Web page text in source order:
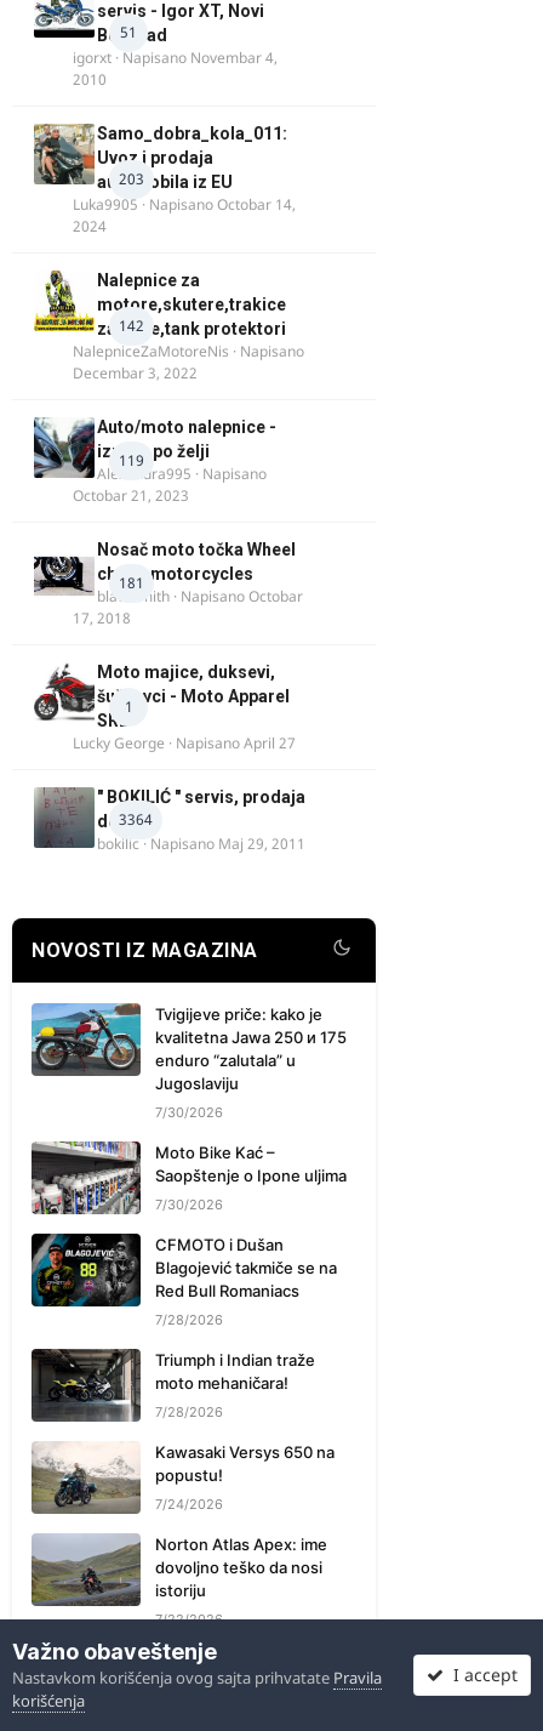
51
servis - Igor XT, Novi
Beograd
igorxt · Napisano Novembar 4,
2010
203
Samo_dobra_kola_011:
Uvoz i prodaja
automobila iz EU
Luka9905 · NapisanoOctobar 14,
2024
142
Nalepnice za
motore,skutere,trakice
za felne,tank protektori
NalepniceZaMotoreNis · Napisano
Decembar 3, 2022
119
Auto/moto nalepnice -
izrada po želji
Alexandra995 · Napisano
Octobar 21, 2023
181
Nosač moto točka Wheel
chock motorcycles
blacksmith · NapisanoOctobar
17, 2018
1
Moto majice, duksevi,
šuškavci - Moto Apparel
SRB
Lucky George · NapisanoApril 27
3364
" BOKILIĆ " servis, prodaja
delova
bokilic · Napisano Maj 29, 2011
NOVOSTI IZ MAGAZINA
Tvigijeve priče: kako je
kvalitetna Jawa 250 и 175
enduro “zalutala” u
Jugoslaviju
7/30/2026
Moto Bike Kać –
Saopštenje o Ipone uljima
7/30/2026
CFMOTO i Dušan
Blagojević takmiče se na
Red Bull Romaniacs
7/28/2026
Triumph i Indian traže
moto mehaničara!
7/28/2026
Kawasaki Versys 650 na
popustu!
7/24/2026
Norton Atlas Apex: ime
dovoljno teško da nosi
istoriju
7/22/2026
Fabio Kvartararo i David
Alonso novi vozači
Važno obaveštenje
Nastavkom korišćenja ovog sajta prihvatate Pravila
korišćenja
I accept